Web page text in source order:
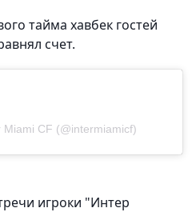
тайма хавбек гостей
счет.
Miami CF (@intermiamicf)
игроки "Интер